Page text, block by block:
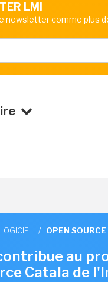
LMI
newsletter comme plus
LOGICIEL / OPEN SOURCE
au
Catala de